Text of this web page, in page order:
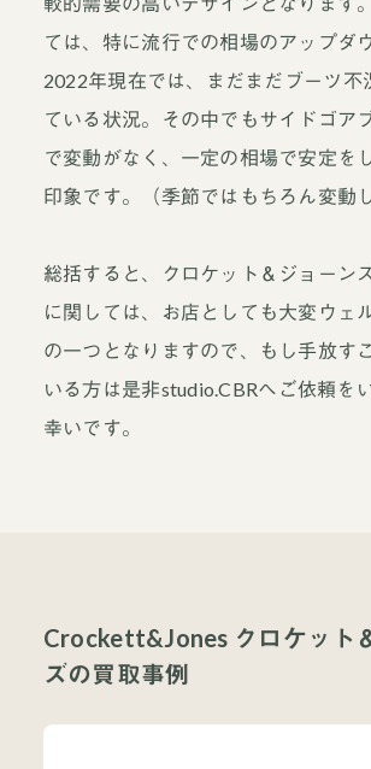
ては、特に流行での相場のアップダ
2022年現在では、まだまだブーツ不
ている状況。その中でもサイドゴア
で変動がなく、一定の相場で安定を
印象です。（季節ではもちろん変動
総括すると、クロケット＆ジョーン
に関しては、お店としても大変ウェ
の一つとなりますので、もし手放す
いる方は是非studio.CBRへご依頼を
幸いです。
Crockett&Jones クロケット
ズの買取事例